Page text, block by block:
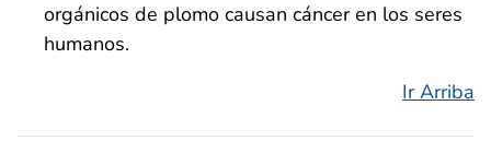
orgánicos de plomo causan cáncer en los seres
humanos.
Ir Arriba